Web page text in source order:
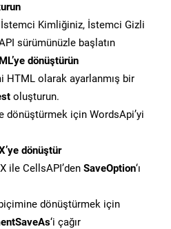
İstemci Kimliğiniz, İstemci Gizli
sürümünüzle başlatın
dönüştürün
HTML olarak ayarlanmış bir
oluşturun.
dönüştürmek için WordsApi’yi
dönüştür
ile CellsAPI’den SaveOption‘ı
dönüştürmek için
‘i çağır